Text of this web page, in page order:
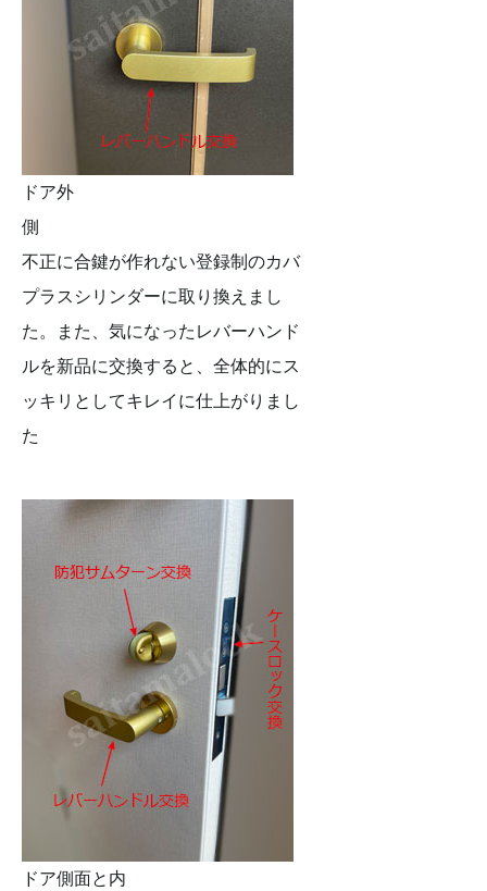
ドア外
側
不正に合鍵が作れない登録制のカバ
プラスシリンダーに取り換えまし
た。また、気になったレバーハンド
ルを新品に交換すると、全体的にス
ッキリとしてキレイに仕上がりまし
た
ドア側面と内